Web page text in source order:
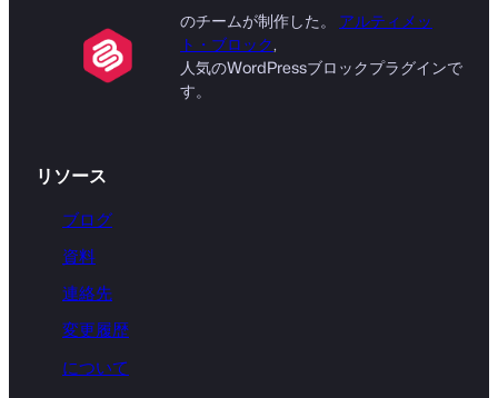
のチームが制作した。 アルティメッ
ト・ブロック,
人気のWordPressブロックプラグインで
す。
リソース
ブログ
資料
連絡先
変更履歴
について